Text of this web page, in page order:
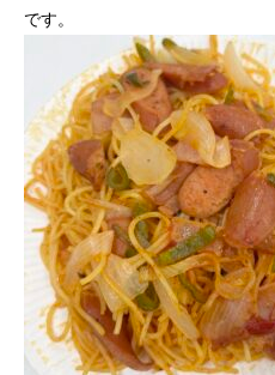
です。